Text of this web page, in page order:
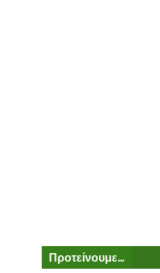
Προτείνουμε...